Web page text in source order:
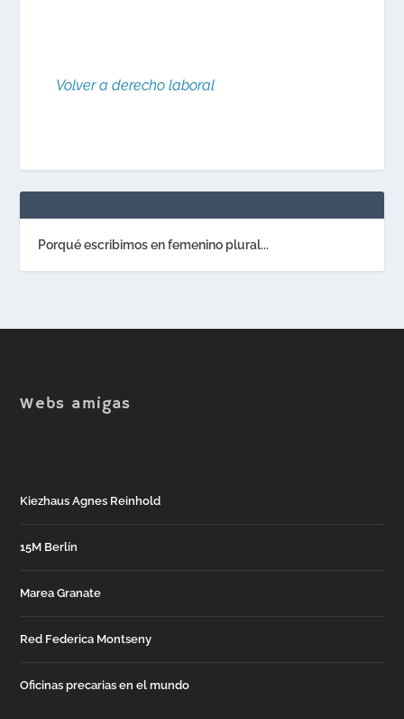
Volver a derecho laboral
Porqué escribimos en femenino plural...
Webs amigas
Kiezhaus Agnes Reinhold
15M Berlín
Marea Granate
Red Federica Montseny
Oficinas precarias en el mundo